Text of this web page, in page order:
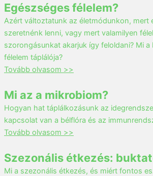
Egészséges félelem?
Azért változtatunk az életmódunkon, mert
szeretnénk lenni, vagy mert valamilyen
szorongásunkat akarjuk így feloldani? Mi
félelem táplálója?
Tovább olvasom >>
Mi az a mikrobiom?
Hogyan hat táplálkozásunk az
kapcsolat van a bélflóra és az
Tovább olvasom >>
Szezonális étkezés:
Mi a szezonális étkezés, és miért fontos